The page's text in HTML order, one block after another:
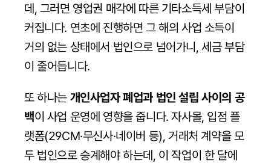
데, 그러면 영업권 매각에 따른 기타소득세 부담이
커집니다. 연초에 진행하면 그 해의 사업 소득이
거의 없는 상태에서 법인으로 넘어가니, 세금 부담
이 줄어듭니다.
또 하나는 개인사업자 폐업과 법인 설립 사이의 공
백이 사업 운영에 영향을 줍니다. 자사몰, 입점 플
랫폼(29CM·무신사·네이버 등), 거래처 계약을 모
두 법인으로 승계해야 하는데, 이 작업이 한 달에